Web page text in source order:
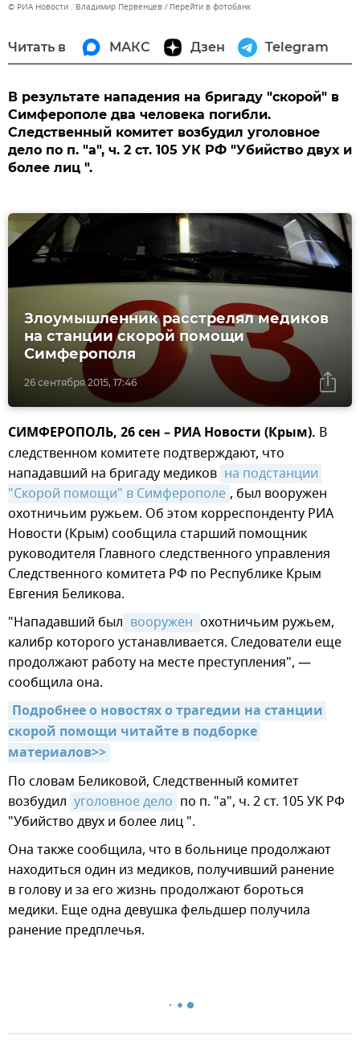
© РИА Новости . Владимир Первенцев Перейти в фотобанк
Читать в МАКС Дзен Telegram
В результате нападения на бригаду "скорой" в
Симферополе два человека погибли.
Следственный комитет возбудил уголовное
дело по п. "а", ч. 2 ст. 105 УК РФ "Убийство двух и
более лиц ".
26 сентября 2015, 17:46
Злоумышленник расстрелял медиков
на станции скорой помощи
Симферополя
СИМФЕРОПОЛЬ, 26 сен – РИА Новости (Крым). В
следственном комитете подтверждают, что
нападавший на бригаду медиков на подстанции
"Скорой помощи" в Симферополе , был вооружен
охотничьим ружьем. Об этом корреспонденту РИА
Новости (Крым) сообщила старший помощник
руководителя Главного следственного управления
Следственного комитета РФ по Республике Крым
Евгения Беликова.
"Нападавший был вооружен охотничьим ружьем,
калибр которого устанавливается. Следователи еще
продолжают работу на месте преступления", —
сообщила она.
Подробнее о новостях о трагедии на станции
скорой помощи читайте в подборке
материалов>>
По словам Беликовой, Следственный комитет
возбудил уголовное дело по п. "а", ч. 2 ст. 105 УК РФ
"Убийство двух и более лиц ".
Она также сообщила, что в больнице продолжают
находиться один из медиков, получивший ранение
в голову и за его жизнь продолжают бороться
медики. Еще одна девушка фельдшер получила
ранение предплечья.